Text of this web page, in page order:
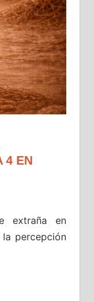
4 EN
extraña en
percepción